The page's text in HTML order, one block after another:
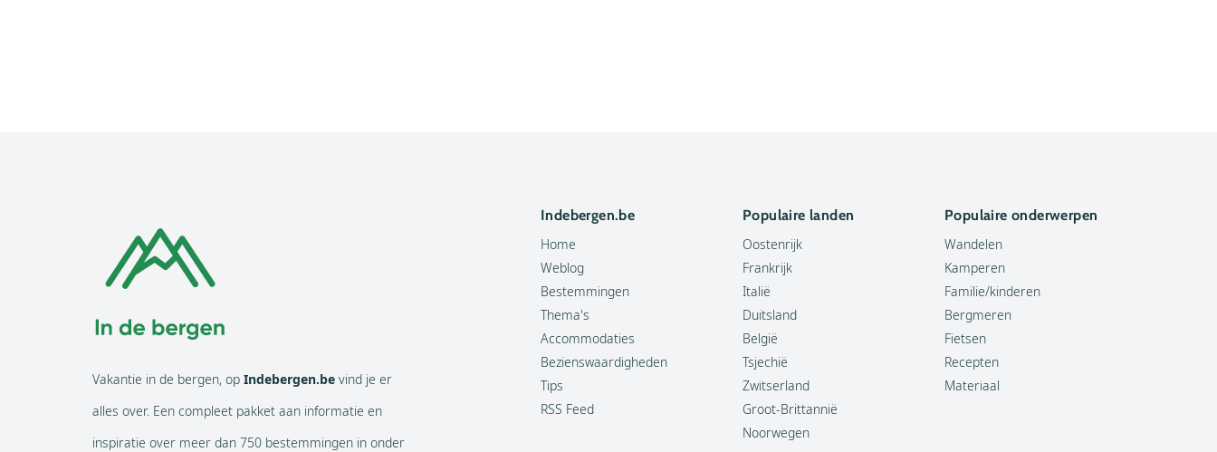
Vakantie in de bergen, op Indebergen.be vind je er
alles over. Een compleet pakket aan informatie en
inspiratie over meer dan 750 bestemmingen in onder
Indebergen.be
Home
Weblog
Bestemmingen
Thema's
Accommodaties
Bezienswaardigheden
Tips
RSS Feed
Populaire landen
Oostenrijk
Frankrijk
Italië
Duitsland
België
Tsjechië
Zwitserland
Groot-Brittannië
Noorwegen
Populaire onderwerpen
Wandelen
Kamperen
Familie/kinderen
Bergmeren
Fietsen
Recepten
Materiaal